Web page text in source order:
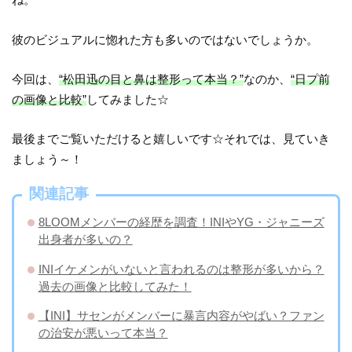
彼のビジュアルに惚れた方も多いのではないでしょうか。
今回は、“松田迅の目と鼻は整形って本当？”なのか、“日プ前
の画像と比較”してみました☆
最後までご覧いただけると嬉しいです☆それでは、見ていき
ましょう～！
関連記事
8LOOMメンバーの経歴を調査！INIやYG・ジャニーズ
出身者が多いの？
INIイケメンがいないと言われるのは整形が多いから？
過去の画像と比較してみた！
【INI】サセンがメンバーに暴言内容がやばい？ファン
の治安が悪いって本当？